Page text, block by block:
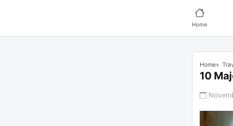
Home
Home
10